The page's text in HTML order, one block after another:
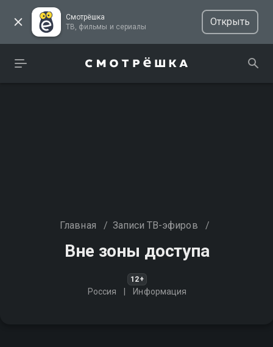
Смотрёшка
ТВ, фильмы и сериалы
Открыть
Главная / Записи ТВ-эфиров /
Вне зоны доступа
12+
Россия Информация